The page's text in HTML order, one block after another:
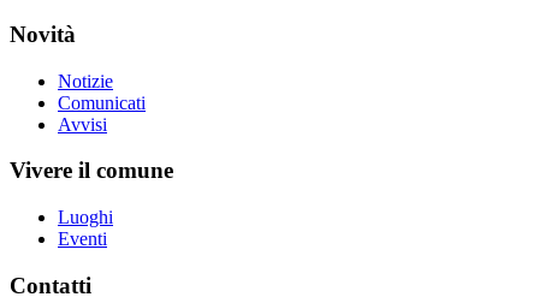
Novità
Notizie
Comunicati
Avvisi
Vivere il comune
Luoghi
Eventi
Contatti